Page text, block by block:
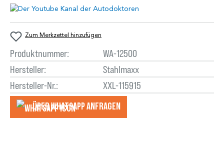
Zum Merkzettel hinzufügen
Produktnummer:
WA-12500
Hersteller:
Stahlmaxx
Hersteller-Nr.:
XXL-115915
Über WhatsApp anfragеn